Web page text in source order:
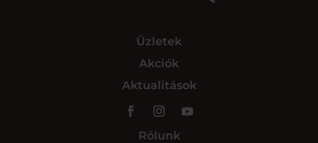
Üzletek
Akciók
Aktualitások
Rólunk